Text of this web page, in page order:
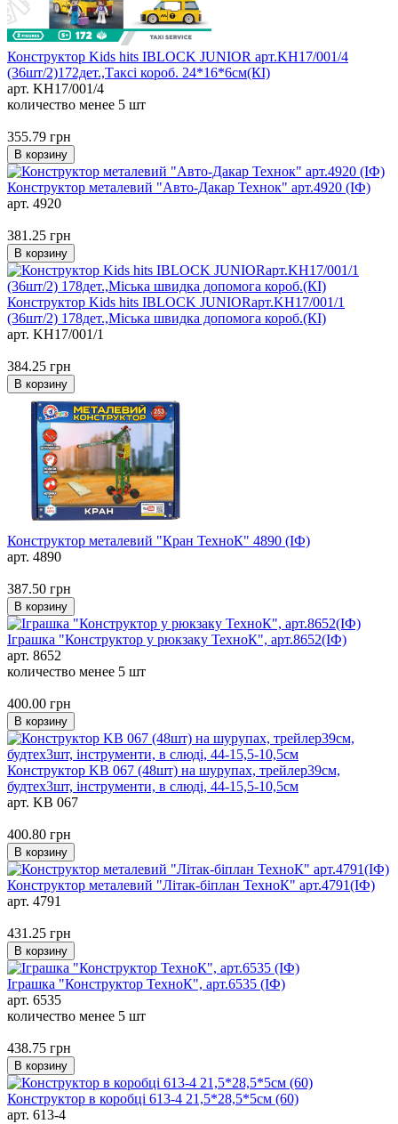
Конструктор Kids hits IBLOCK JUNIOR арт.KH17/001/4
(36шт/2)172дет.,Таксі короб. 24*16*6см(КІ)
арт. KH17/001/4
количество менее 5 шт
355.79 грн
В корзину
Конструктор металевий "Авто-Дакар Технок" арт.4920 (ІФ)
арт. 4920
381.25 грн
В корзину
Конструктор Kids hits IBLOCK JUNIORарт.KH17/001/1
(36шт/2) 178дет.,Міська швидка допомога короб.(КІ)
арт. KH17/001/1
384.25 грн
В корзину
Конструктор металевий "Кран ТехноК" 4890 (ІФ)
арт. 4890
387.50 грн
В корзину
Іграшка "Конструктор у рюкзаку ТехноК", арт.8652(ІФ)
арт. 8652
количество менее 5 шт
400.00 грн
В корзину
Конструктор KB 067 (48шт) на шурупах, трейлер39см,
будтех3шт, інструменти, в слюді, 44-15,5-10,5см
арт. KB 067
400.80 грн
В корзину
Конструктор металевий "Літак-біплан ТехноК" арт.4791(ІФ)
арт. 4791
431.25 грн
В корзину
Іграшка "Конструктор ТехноК", арт.6535 (ІФ)
арт. 6535
количество менее 5 шт
438.75 грн
В корзину
Конструктор в коробці 613-4 21,5*28,5*5см (60)
арт. 613-4